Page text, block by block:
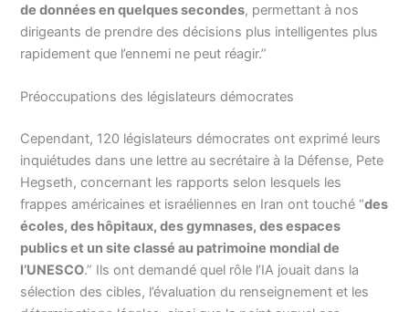
de données en quelques secondes, permettant à nos
dirigeants de prendre des décisions plus intelligentes plus
rapidement que l’ennemi ne peut réagir.”
Préoccupations des législateurs démocrates
Cependant, 120 législateurs démocrates ont exprimé leurs
inquiétudes dans une lettre au secrétaire à la Défense, Pete
Hegseth, concernant les rapports selon lesquels les
frappes américaines et israéliennes en Iran ont touché “des
écoles, des hôpitaux, des gymnases, des espaces
publics et un site classé au patrimoine mondial de
l’UNESCO.” Ils ont demandé quel rôle l’IA jouait dans la
sélection des cibles, l’évaluation du renseignement et les